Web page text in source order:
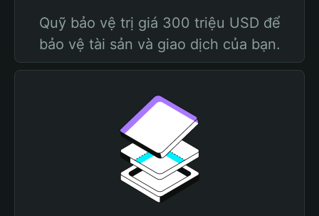
Quỹ bảo vệ trị giá 300 triệu USD để
bảo vệ tài sản và giao dịch của bạn.